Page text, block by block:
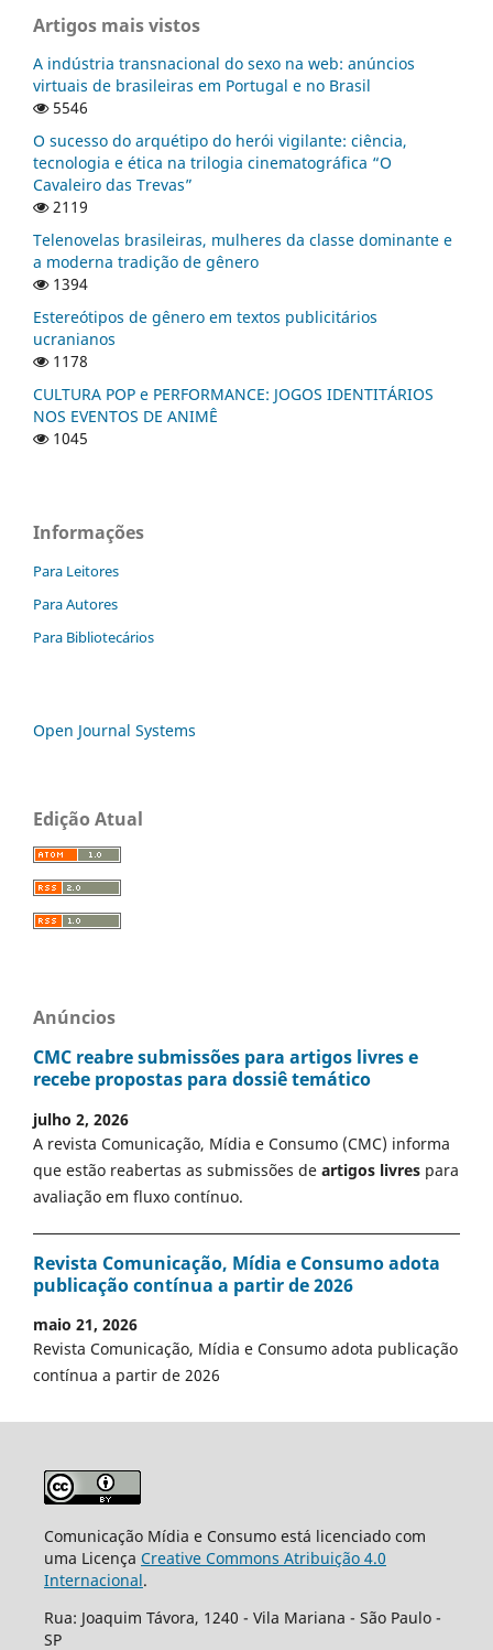
Artigos mais vistos
A indústria transnacional do sexo na web: anúncios
virtuais de brasileiras em Portugal e no Brasil
5546
O sucesso do arquétipo do herói vigilante: ciência,
tecnologia e ética na trilogia cinematográfica “O
Cavaleiro das Trevas”
2119
Telenovelas brasileiras, mulheres da classe dominante e
a moderna tradição de gênero
1394
Estereótipos de gênero em textos publicitários
ucranianos
1178
CULTURA POP e PERFORMANCE: JOGOS IDENTITÁRIOS
NOS EVENTOS DE ANIMÊ
1045
Informações
Para Leitores
Para Autores
Para Bibliotecários
Open Journal Systems
Edição Atual
Anúncios
CMC reabre submissões para artigos livres e
recebe propostas para dossiê temático
julho 2, 2026
A revista Comunicação, Mídia e Consumo (CMC) informa
que estão reabertas as submissões de artigos livres para
avaliação em fluxo contínuo.
Revista Comunicação, Mídia e Consumo adota
publicação contínua a partir de 2026
maio 21, 2026
Revista Comunicação, Mídia e Consumo adota publicação
contínua a partir de 2026
Comunicação Mídia e Consumo está licenciado com
uma Licença Creative Commons Atribuição 4.0
Internacional.
Rua: Joaquim Távora, 1240 - Vila Mariana - São Paulo -
SP